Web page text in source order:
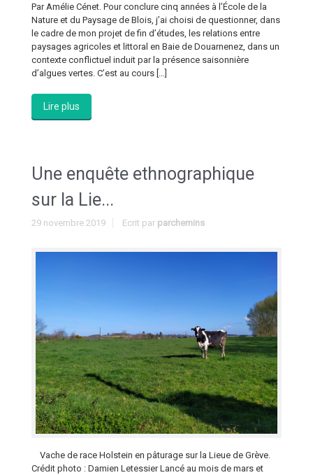
Par Amélie Cénet. Pour conclure cinq années à l’École de la
Nature et du Paysage de Blois, j’ai choisi de questionner, dans
le cadre de mon projet de fin d’études, les relations entre
paysages agricoles et littoral en Baie de Douarnenez, dans un
contexte conflictuel induit par la présence saisonnière
d’algues vertes. C’est au cours […]
Lire plus
Une enquête ethnographique
sur la Lie...
29 novembre 2019 Ecrit par parchemins
Vache de race Holstein en pâturage sur la Lieue de Grève.
Crédit photo : Damien Letessier Lancé au mois de mars et